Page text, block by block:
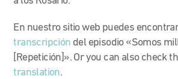
En nuestro sitio web puedes
transcripción del episodio «Somos
[Repetición]». Or you can also check
translation.